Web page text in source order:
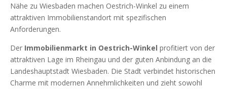
Nähe zu Wiesbaden machen Oestrich-Winkel zu einem
attraktiven Immobilienstandort mit spezifischen
Anforderungen.
Der Immobilienmarkt in Oestrich-Winkel profitiert von der
attraktiven Lage im Rheingau und der guten Anbindung an die
Landeshauptstadt Wiesbaden. Die Stadt verbindet historischen
Charme mit modernen Annehmlichkeiten und zieht sowohl